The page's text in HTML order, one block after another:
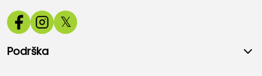
𝕏
Podrška